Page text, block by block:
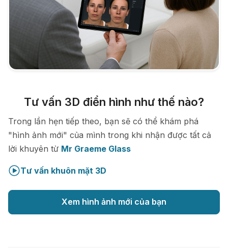
Tư vấn 3D điển hình như thế nào?
Trong lần hẹn tiếp theo, bạn sẽ có thể khám phá
"hình ảnh mới" của mình trong khi nhận được tất cả
lời khuyên từ Mr Graeme Glass
Tư vấn khuôn mặt 3D
Xem hình ảnh mới của bạn